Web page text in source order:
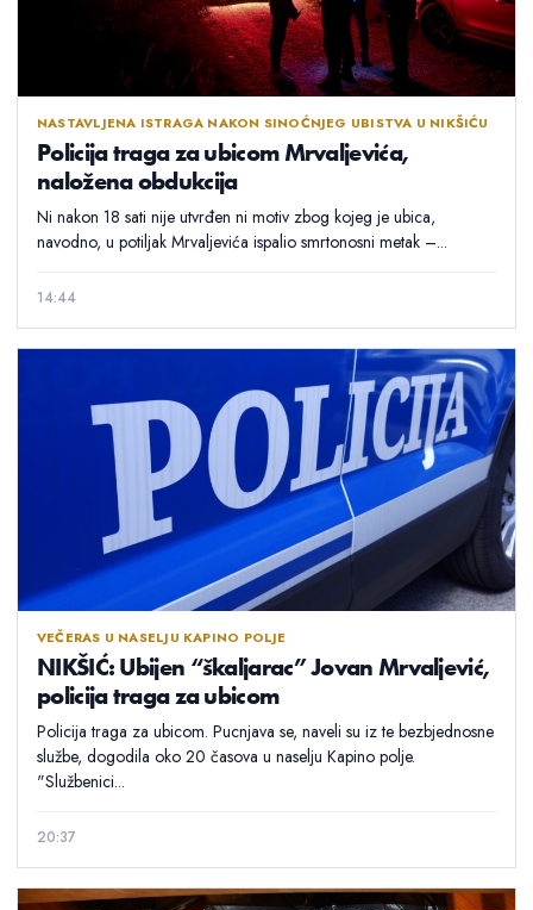
NASTAVLJENA ISTRAGA NAKON SINOĆNJEG UBISTVA U NIKŠIĆU
Policija traga za ubicom Mrvaljevića,
naložena obdukcija
Ni nakon 18 sati nije utvrđen ni motiv zbog kojeg je ubica,
navodno, u potiljak Mrvaljevića ispalio smrtonosni metak –...
14:44
VEČERAS U NASELJU KAPINO POLJE
NIKŠIĆ: Ubijen “škaljarac” Jovan Mrvaljević,
policija traga za ubicom
Policija traga za ubicom. Pucnjava se, naveli su iz te bezbjednosne
službe, dogodila oko 20 časova u naselju Kapino polje.
"Službenici...
20:37